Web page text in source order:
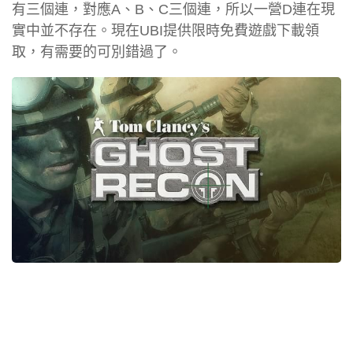
有三個連，對應A、B、C三個連，所以一營D連在現
實中並不存在。現在UBI提供限時免費遊戲下載領
取，有需要的可別錯過了。